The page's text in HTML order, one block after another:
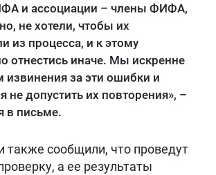
и ассоциации – члены ФИФА,
не хотели, чтобы их
из процесса, и к этому
отнестись иначе. Мы искренне
извинения за эти ошибки и
не допустить их повторения», –
в письме.
также сообщили, что проведут
а ее результаты